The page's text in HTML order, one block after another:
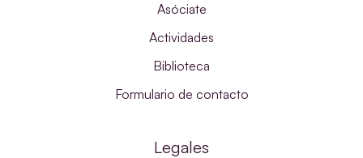
Asóciate
Actividades
Biblioteca
Formulario de contacto
Legales